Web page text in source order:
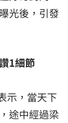
光後，引發
1細節
示，當天下
途中經過梁